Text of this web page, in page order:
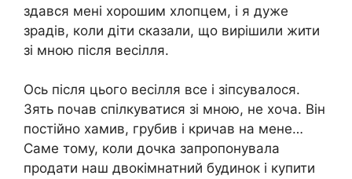
здався мені хорошим хлопцем, і я дуже
зрадів, коли діти сказали, що вирішили жити
зі мною після весілля.
Ось після цього весілля все і зіпсувалося.
Зять почав спілкуватися зі мною, не хоча. Він
постійно хамив, грубив і кричав на мене…
Саме тому, коли дочка запропонувала
продати наш двокімнатний будинок і купити